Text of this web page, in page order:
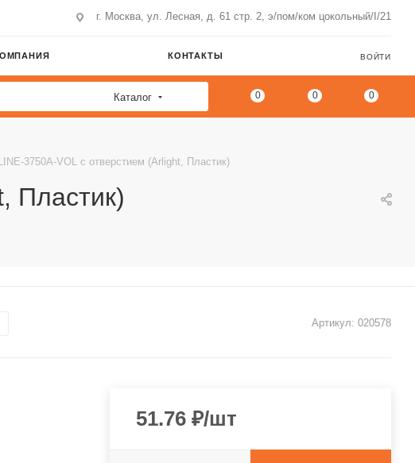
г. Москва, ул. Лесная, д. 61 стр. 2, э/пом/ком цокольный/I/21
КОНТАКТЫ ВОЙТИ
Каталог 0 0 0
3750A-VOL с отверстием (Arlight, Пластик)
Пластик)
Артикул: 020578
51.76₽/шт